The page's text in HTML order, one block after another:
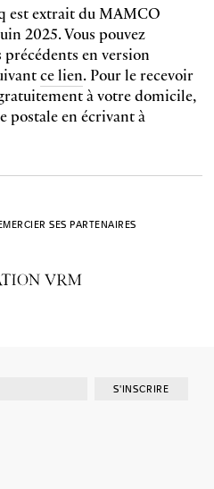
est extrait du MAMCO
2025. Vous pouvez
en version
ce lien. Pour le recevoir
à votre domicile,
postale en écrivant à
SES PARTENAIRES
S'INSCRIRE